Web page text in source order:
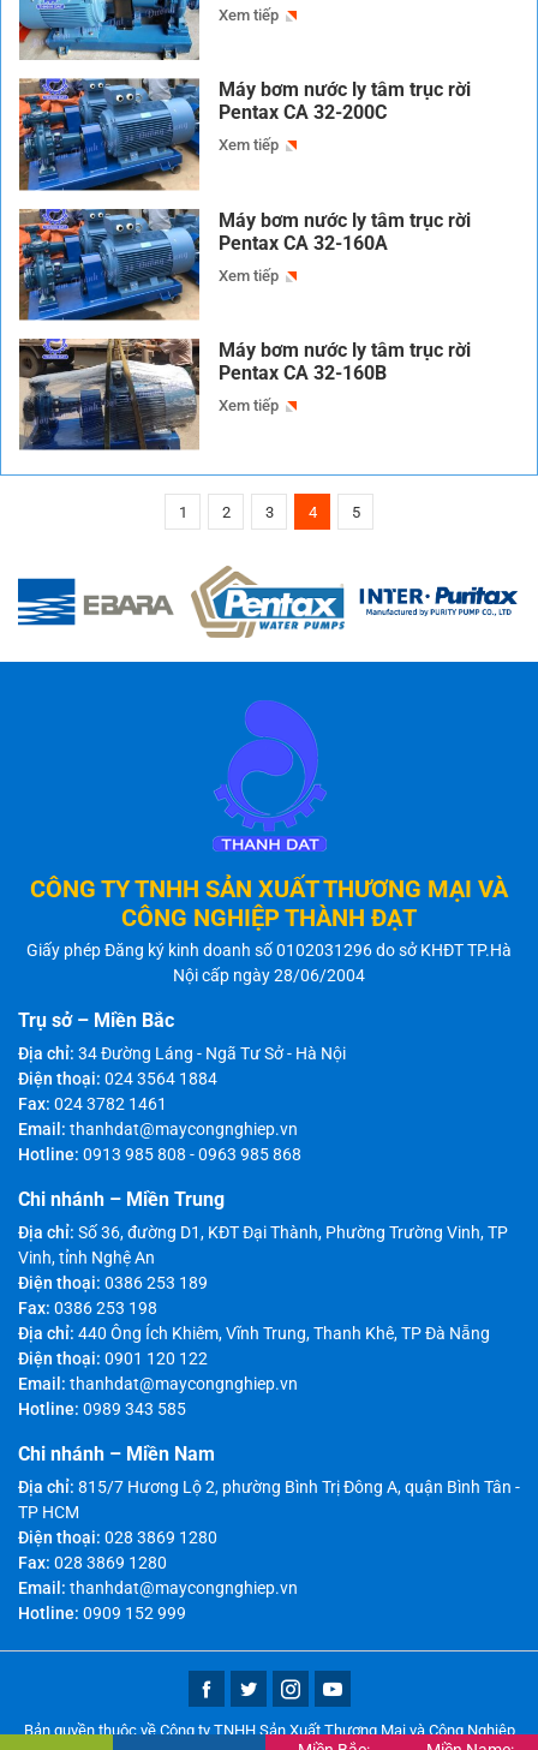
Xem tiếp
Máy bơm nước ly tâm trục rời
Pentax CA 32-200C
Xem tiếp
Máy bơm nước ly tâm trục rời
Pentax CA 32-160A
Xem tiếp
Máy bơm nước ly tâm trục rời
Pentax CA 32-160B
Xem tiếp
1 2 3 4 5
CÔNG TY TNHH SẢN XUẤT THƯƠNG MẠI VÀ
CÔNG NGHIỆP THÀNH ĐẠT
Giấy phép Đăng ký kinh doanh số 0102031296 do sở KHĐT TP.Hà
Nội cấp ngày 28/06/2004
Trụ sở – Miền Bắc
Địa chỉ: 34 Đường Láng - Ngã Tư Sở - Hà Nội
Điện thoại: 024 3564 1884
Fax: 024 3782 1461
Email: thanhdat@maycongnghiep.vn
Hotline: 0913 985 808 -0963 985 868
Chi nhánh – Miền Trung
Địa chỉ: Số 36, đường D1, KĐT Đại Thành, Phường Trường Vinh, TP
Vinh, tỉnh Nghệ An
Điện thoại: 0386 253 189
Fax: 0386 253 198
Địa chỉ: 440 Ông Ích Khiêm, Vĩnh Trung, Thanh Khê, TP Đà Nẵng
Điện thoại: 0901 120 122
Email: thanhdat@maycongnghiep.vn
Hotline: 0989 343 585
Chi nhánh – Miền Nam
Địa chỉ: 815/7 Hương Lộ 2, phường Bình Trị Đông A, quận Bình Tân -
TP HCM
Điện thoại: 028 3869 1280
Fax: 028 3869 1280
Email: thanhdat@maycongnghiep.vn
Hotline: 0909 152 999
Bản quyền thuộc về Công ty TNHH Sản Xuất Thương Mại và Công Nghiệp